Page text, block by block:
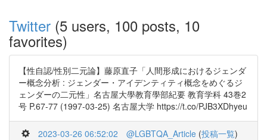
Twitter (5 users, 100 posts, 10
favorites)
【性自認/性別二元論】藤原直子「人間形成におけるジェンダ
ー概念分析 : ジェンダー・アイデンティティ概念をめぐるジ
ェンダーの二元性」名古屋大學教育學部紀要 教育学科 43巻2
号 P.67-77 (1997-03-25) 名古屋大学 https://t.co/PJB3XDhyeu
2023-03-26 06:52:02 @LGBTQA_Article (投稿一覧)